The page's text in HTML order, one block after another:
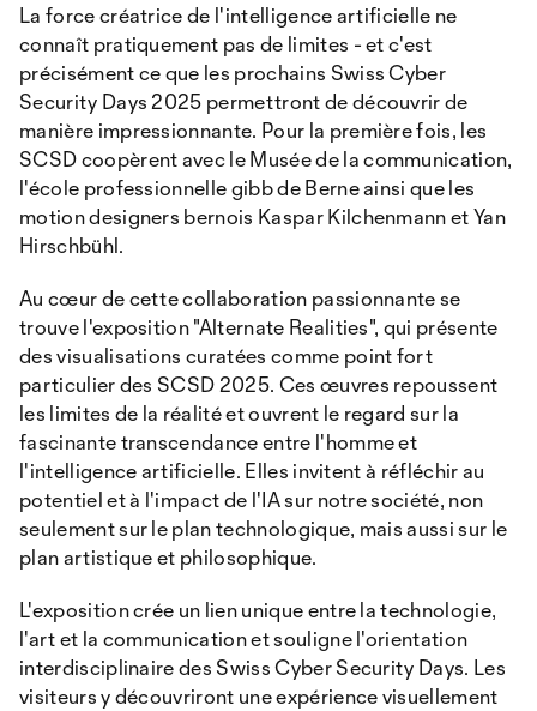
La force créatrice de l'intelligence artificielle ne
connaît pratiquement pas de limites - et c'est
précisément ce que les prochains Swiss Cyber
Security Days 2025 permettront de découvrir de
manière impressionnante. Pour la première fois, les
SCSD coopèrent avec le Musée de la communication,
l'école professionnelle gibb de Berne ainsi que les
motion designers bernois Kaspar Kilchenmann et Yan
Hirschbühl.
Au cœur de cette collaboration passionnante se
trouve l'exposition "Alternate Realities", qui présente
des visualisations curatées comme point fort
particulier des SCSD 2025. Ces œuvres repoussent
les limites de la réalité et ouvrent le regard sur la
fascinante transcendance entre l'homme et
l'intelligence artificielle. Elles invitent à réfléchir au
potentiel et à l'impact de l'IA sur notre société, non
seulement sur le plan technologique, mais aussi sur le
plan artistique et philosophique.
L'exposition crée un lien unique entre la technologie,
l'art et la communication et souligne l'orientation
interdisciplinaire des Swiss Cyber Security Days. Les
visiteurs y découvriront une expérience visuellement